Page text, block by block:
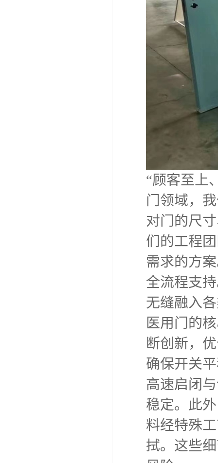
“顾客至上
门领域，
对门的尺
们的工程
需求的方
全流程支
无缝融入
医用门的
断创新，
确保开关
高速启闭
稳定。此
料经特殊
拭。这些